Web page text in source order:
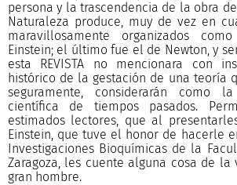
persona y la trascendencia de la obra
Naturaleza produce, muy de vez en
maravillosamente organizados
Einstein; el último fue el de Newton, y
esta REVISTA no mencionara con
histórico de la gestación de una teoría
seguramente, considerarán como
científica de tiempos pasados.
estimados lectores, que al
Einstein, que tuve el honor de hacerle
Investigaciones Bioquímicas de la
Zaragoza, les cuente alguna cosa de la
gran hombre.